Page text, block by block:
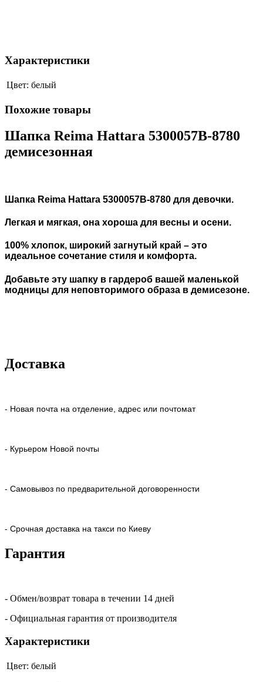
Характеристики
Цвет: белый
Похожие товары
Шапка Reima Hattara 5300057B-8780
демисезонная
Шапка Reima Hattara 5300057B-8780 для девочки.
Легкая и мягкая, она хороша для весны и осени.
100% хлопок, широкий загнутый край – это
идеальное сочетание стиля и комфорта.
Добавьте эту шапку в гардероб вашей маленькой
модницы для неповторимого образа в демисезоне.
Доставка
- Новая почта на отделение, адрес или почтомат
- Курьером Новой почты
- Самовывоз по предварительной договоренности
- Срочная доставка на такси по Киеву
Гарантия
- Обмен/возврат товара в течении 14 дней
- Официальная гарантия от производителя
Характеристики
Цвет: белый